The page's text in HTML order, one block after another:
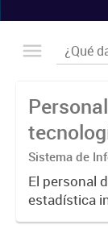
Sistema de
Tecnología
El personal
estadística
personas